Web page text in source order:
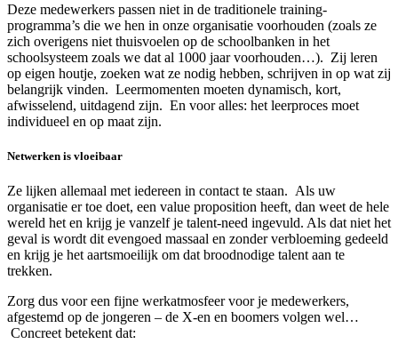
Deze medewerkers passen niet in de traditionele training-
programma’s die we hen in onze organisatie voorhouden (zoals ze
zich overigens niet thuisvoelen op de schoolbanken in het
schoolsysteem zoals we dat al 1000 jaar voorhouden…). Zij leren
op eigen houtje, zoeken wat ze nodig hebben, schrijven in op wat zij
belangrijk vinden. Leermomenten moeten dynamisch, kort,
afwisselend, uitdagend zijn. En voor alles: het leerproces moet
individueel en op maat zijn.
Netwerken is vloeibaar
Ze lijken allemaal met iedereen in contact te staan. Als uw
organisatie er toe doet, een value proposition heeft, dan weet de hele
wereld het en krijg je vanzelf je talent-need ingevuld. Als dat niet het
geval is wordt dit evengoed massaal en zonder verbloeming gedeeld
en krijg je het aartsmoeilijk om dat broodnodige talent aan te
trekken.
Zorg dus voor een fijne werkatmosfeer voor je medewerkers,
afgestemd op de jongeren – de X-en en boomers volgen wel…
Concreet betekent dat: